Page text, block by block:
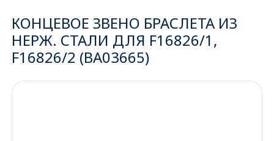
Ижевск
КОНЦЕВОЕ ЗВЕНО БРАСЛЕТА ИЗ
НЕРЖ. СТАЛИ ДЛЯ F16826/1,
F16826/2 (BA03665)